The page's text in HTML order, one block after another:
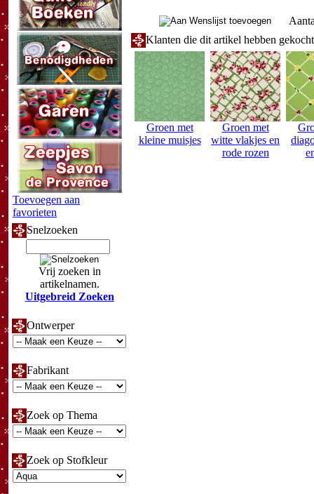
Toevoegen aan
favorieten
Snelzoeken
Vrij zoeken in
artikelnamen.
Uitgebreid Zoeken
Ontwerper
Fabrikant
Zoek op Thema
Zoek op Stofkleur
Klanten die dit artikel hebben
Groen met
kleine muisjes
Groen met
witte vlakjes en
rode rozen